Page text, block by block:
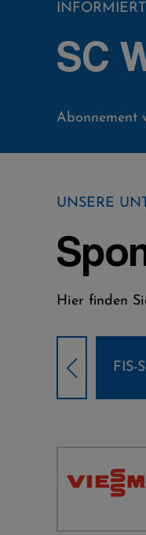
SC
Abonnement
UNSERE
Hier finden